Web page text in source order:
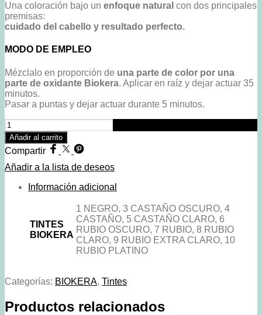
Una coloración bajo un enfoque natural con dos principales
premisas:
cuidado del cabello y resultado perfecto.
MODO DE EMPLEO
Mézclalo en proporción de una parte de color por una
parte de oxidante Biokera. Aplicar en raíz y dejar actuar 35
minutos.
Pasar a puntas y dejar actuar durante 5 minutos.
Colores
Base
-
Tintes
Biokera
cantidad
Añadir al carrito
Compartir
Añadir a la lista de deseos
Información adicional
TINTES
BIOKERA
1 NEGRO, 3 CASTAÑO OSCURO, 4
CASTAÑO, 5 CASTAÑO CLARO, 6
RUBIO OSCURO, 7 RUBIO, 8 RUBIO
CLARO, 9 RUBIO EXTRA CLARO, 10
RUBIO PLATINO
Categorías: BIOKERA, Tintes
Productos relacionados